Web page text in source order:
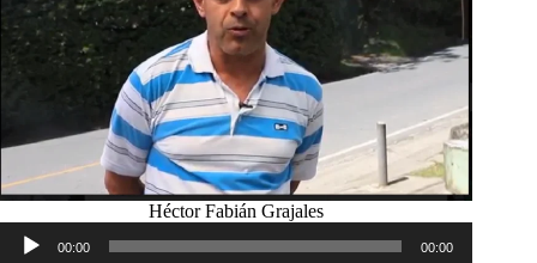
Héctor Fabián Grajales
Reproductor
00:00 00:00